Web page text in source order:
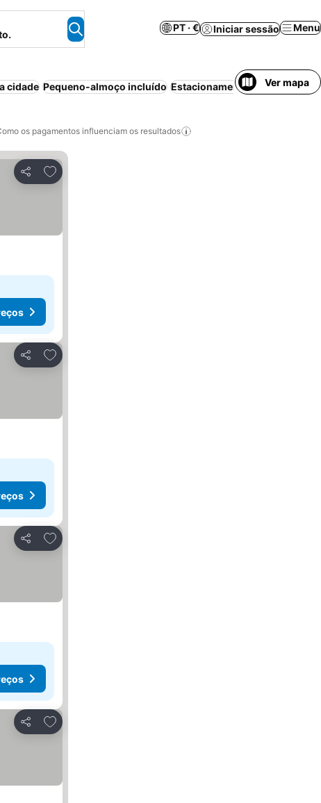
PT · € Iniciar sessão Menu
cidade Pequeno-almoço incluído Estacionamento Animais
Ver mapa
os pagamentos influenciam os resultados
Partilhar
Adicionar aos favoritos
Partilhar
Adicionar aos favoritos
Partilhar
Adicionar aos favoritos
Partilhar
Adicionar aos favoritos